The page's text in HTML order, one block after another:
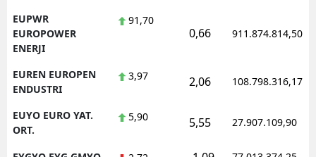
EUPWR
EUROPOWER
ENERJI
91,70
0,66 911.874.814,50
EUREN EUROPEN
ENDUSTRI
3,97 2,06 108.798.316,17
EUYO EURO YAT.
ORT.
5,90 5,55 27.907.109,90